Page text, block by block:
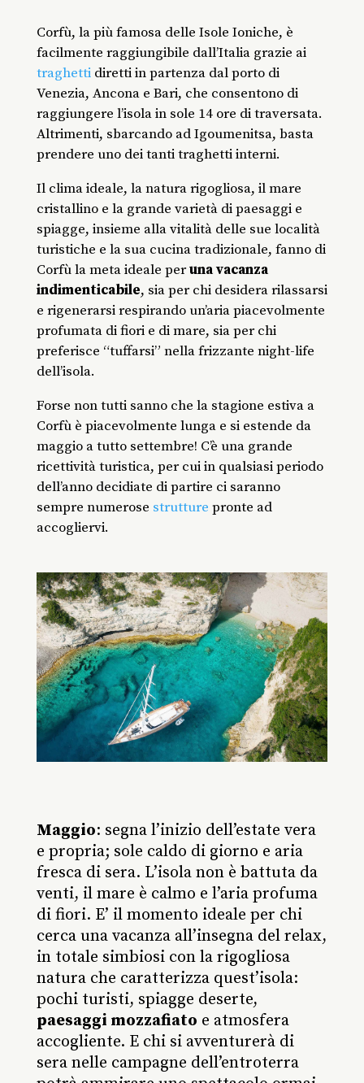
Corfù, la più famosa delle Isole Ioniche, è
facilmente raggiungibile dall’Italia grazie ai
traghettidiretti in partenza dal porto di
Venezia, Ancona e Bari, che consentono di
raggiungere l’isola in sole 14 ore di traversata.
Altrimenti, sbarcando ad Igoumenitsa, basta
prendere uno dei tanti traghetti interni.
Il clima ideale, la natura rigogliosa, il mare
cristallino e la grande varietà di paesaggi e
spiagge, insieme alla vitalità delle sue località
turistiche e la sua cucina tradizionale, fanno di
Corfù la meta ideale peruna vacanza
indimenticabile, sia per chi desidera rilassarsi
e rigenerarsi respirando un’aria piacevolmente
profumata di fiori e di mare, sia per chi
preferisce “tuffarsi” nella frizzante night-life
dell’isola.
Forse non tutti sanno che la stagione estiva a
Corfù è piacevolmente lunga e si estende da
maggio a tutto settembre! C’è una grande
ricettività turistica, per cui in qualsiasi periodo
dell’anno decidiate di partire ci saranno
sempre numerose strutture pronte ad
accogliervi.
Maggio: segna l’inizio dell’estate vera
e propria; sole caldo di giorno e aria
fresca di sera. L’isola non è battuta da
venti, il mare è calmo e l’aria profuma
di fiori. E’ il momento ideale per chi
cerca una vacanza all’insegna del relax,
in totale simbiosi con la rigogliosa
natura che caratterizza quest’isola:
pochi turisti, spiagge deserte,
paesaggi mozzafiato e atmosfera
accogliente. E chi si avventurerà di
sera nelle campagne dell’entroterra